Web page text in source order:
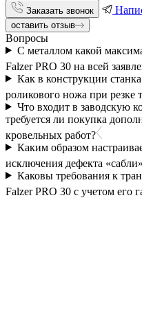
Заказать звонок
оставить отзыв
Вопросы
С металлом какой
Falzer PRO 30 на всей
Как в конструкции
роликового ножа при резке
Что входит в заводскую
требуется ли покупка
кровельных работ?
Каким образом
исключения дефекта
Каковы требования к
Falzer PRO 30 с учетом его